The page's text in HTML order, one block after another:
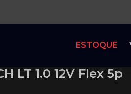
ESTOQUE
LT 1.0 12V Flex 5p